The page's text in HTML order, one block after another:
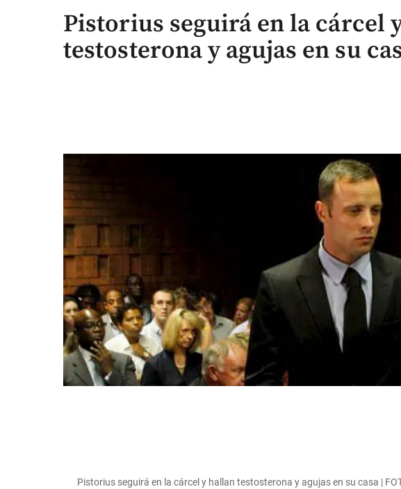
Pistorius seguirá en la cárcel
testosterona y agujas en su
Pistorius seguirá en la cárcel y hallan testosterona y agujas en su casa |